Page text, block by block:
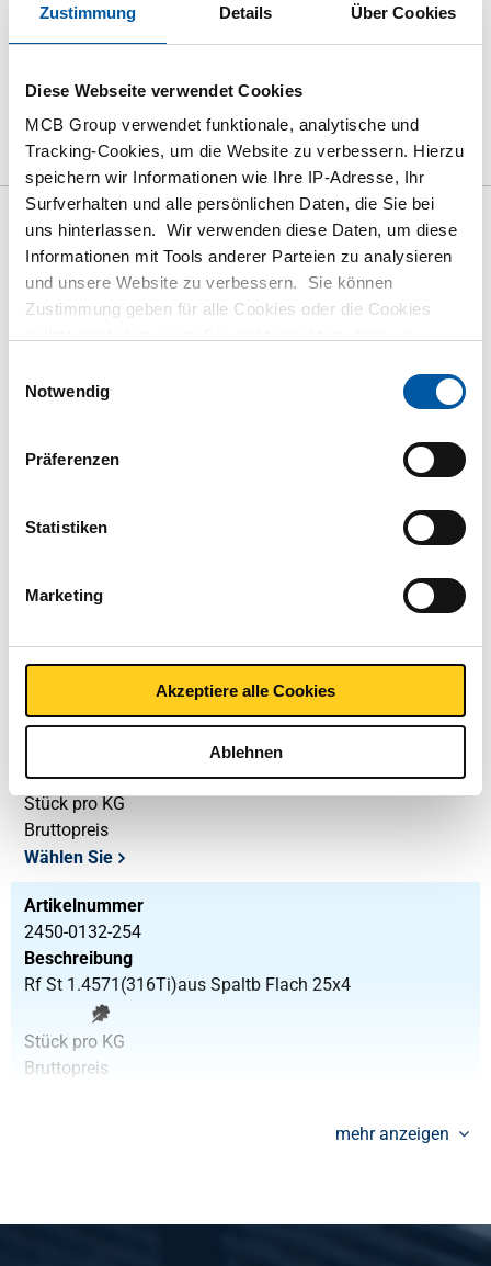
Zustimmung Details Über Cookies
Diese Webseite verwendet Cookies
MCB Group verwendet funktionale, analytische und
Tracking-Cookies, um die Website zu verbessern. Hierzu
speichern wir Informationen wie Ihre IP-Adresse, Ihr
Surfverhalten und alle persönlichen Daten, die Sie bei
uns hinterlassen. Wir verwenden diese Daten, um diese
Informationen mit Tools anderer Parteien zu analysieren
und unsere Website zu verbessern. Sie können
Zustimmung geben für alle Cookies oder die Cookies
Informationen zu den von uns gespeicherten Cookies und
den Parteien mit denen wir zusammenarbeiten, finden
hier
unsere Richtlinien an.
Notwendig
Präferenzen
Statistiken
Marketing
Akzeptiere alle Cookies
Ablehnen
Downloads Spezifikationen
Bruttopreisliste: Rostfrei Stahl
1.4571 (316Ti) flach aus
Spaltband
Preis Euro pro: 0
2450-0132-303
Bruttopreis
Artikelnummer
Beschreibung
Rf St 1.4571(316Ti)aus Spaltb Flach 40x3
Stück pro KG
Bruttopreis
Wählen Sie
Artikelnummer
2450-0132-254
Beschreibung
Rf St 1.4571(316Ti)aus Spaltb Flach 25x4
Stück pro KG
Bruttopreis
Rf St 1.4571(316Ti)aus Spaltb Flach 20x5
mehr anzeigen